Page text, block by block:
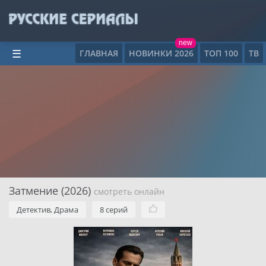
ГЛАВНАЯ НОВИНКИ 2026
new
ТОП 100 ТВ
☰
Затмение (2026) смотреть онлайн
Детектив, Драма 8 серий